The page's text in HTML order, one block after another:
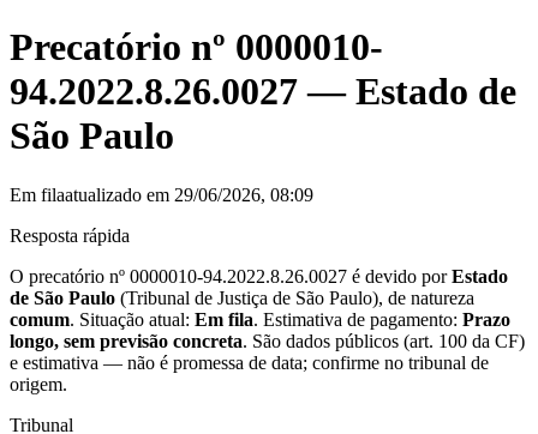
Precatório nº 0000010-
94.2022.8.26.0027—Estado de
São Paulo
Em filaatualizado em 29/06/2026, 08:09
Resposta rápida
O precatório nº 0000010-94.2022.8.26.0027 é devido porEstado
de São Paulo (Tribunal de Justiça de São Paulo), de natureza
comum. Situação atual: Em fila. Estimativa de pagamento: Prazo
longo, sem previsão concreta. São dados públicos (art. 100 da CF)
e estimativa — não é promessa de data; confirme no tribunal de
origem.
Tribunal